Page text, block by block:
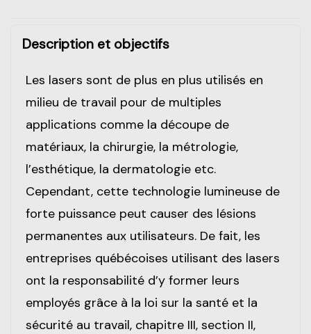
Description et objectifs
Les lasers sont de plus en plus utilisés en
milieu de travail pour de multiples
applications comme la découpe de
matériaux, la chirurgie, la métrologie,
l’esthétique, la dermatologie etc.
Cependant, cette technologie lumineuse de
forte puissance peut causer des lésions
permanentes aux utilisateurs. De fait, les
entreprises québécoises utilisant des lasers
ont la responsabilité d’y former leurs
employés grâce à la loi sur la santé et la
sécurité au travail, chapitre III, section II,